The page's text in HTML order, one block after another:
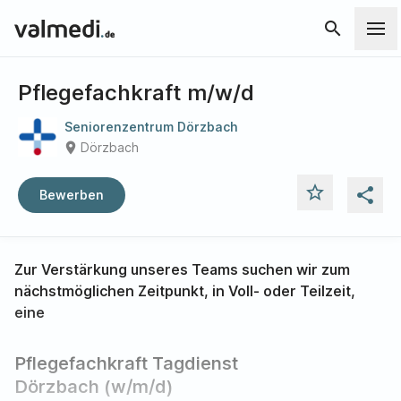
search
Pflegefachkraft m/w/d
Seniorenzentrum Dörzbach
place Dörzbach
Bewerben star_outline share
Zur Verstärkung unseres Teams suchen wir zum
nächstmöglichen Zeitpunkt, in Voll- oder Teilzeit,
eine
Pflegefachkraft Tagdienst
Dörzbach (w/m/d)